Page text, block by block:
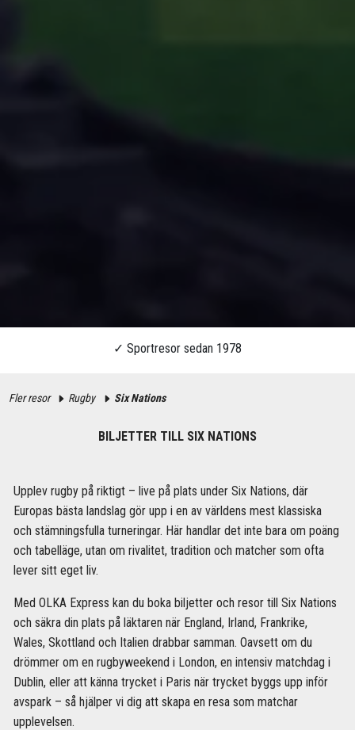
Fler resor Rugby Six Nations
BILJETTER TILL SIX NATIONS
Upplev rugby på riktigt – live på plats under Six Nations, där
Europas bästa landslag gör upp i en av världens mest klassiska
och stämningsfulla turneringar. Här handlar det inte bara om poäng
och tabelläge, utan om rivalitet, tradition och matcher som ofta
lever sitt eget liv.
Med OLKA Express kan du boka biljetter och resor till Six Nations
och säkra din plats på läktaren när England, Irland, Frankrike,
Wales, Skottland och Italien drabbar samman. Oavsett om du
drömmer om en rugbyweekend i London, en intensiv matchdag i
Dublin, eller att känna trycket i Paris när trycket byggs upp inför
avspark – så hjälper vi dig att skapa en resa som matchar
upplevelsen.